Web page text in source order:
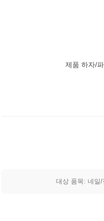
제품 하자/
대상 품목: 네일